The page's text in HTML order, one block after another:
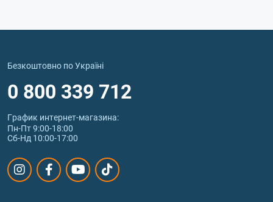
Безкоштовно по Україні
0 800 339 712
График интернет‑магазина:
Пн-Пт 9:00-18:00
Сб-Нд 10:00-17:00